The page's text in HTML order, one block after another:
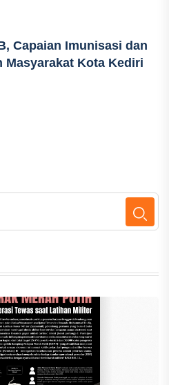
Capaian Imunisasi dan
Masyarakat Kota Kediri